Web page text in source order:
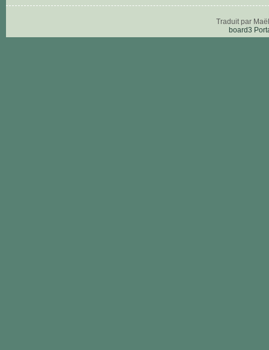
Traduit par
board3